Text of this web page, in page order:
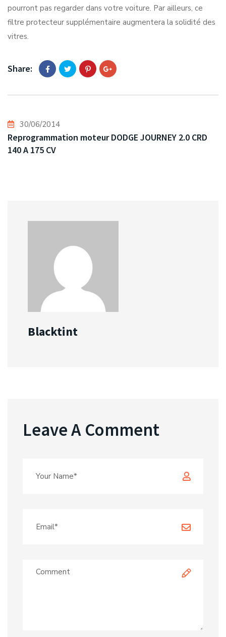
pourront pas regarder dans votre voiture. Par ailleurs, ce
filtre protecteur supplémentaire augmentera la solidité des
vitres.
Share:
30/06/2014
Reprogrammation moteur DODGE JOURNEY 2.0 CRD
140 A 175 CV
Blacktint
Leave A Comment